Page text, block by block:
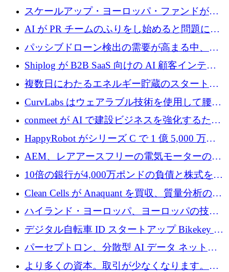
タートアップをシリーズAからBまで支援する
ために2億5,000万ドルのファンドIVを閉鎖
スケールアップ・ヨーロッパ・ファンドが初
の投資を行い、Iceeyeの10億ユーロのラウンド
を共同主導
AI が PR チームのふりをし始めると問題にな
ります
パッシブドローン検出の需要が高まる中、
Monava が資金調達ラウンドを終了
Shiplog が B2B SaaS 向けの AI 顧客インテリ
ジェンスを構築するために 100 万ドルを調達
複数日にわたるエネルギー貯蔵のスタートア
ップ、Ore Energy が新たな投資ラウンドで
4,300 万ドルを獲得
CurvLabs はウェアラブル技術を使用して腰痛
治療をどのように再考しているか
conmeet が AI で建設ビジネスを強化するため
に 600 万ユーロを調達
HappyRobot がシリーズ C で 1 億 5,000 万ド
ルを獲得し、企業運営向けにエージェント AI
AEM、レアアースフリーの電気モーターの革
新を加速するために1,600万ポンドを確保
10倍の銀行が4,000万ポンドの負債と株式を調
達
Clean Cells が Anaquant を買収、質量分析の専
門知識によるバイオ医薬品の品質管理を拡大
ハイランド・ヨーロッパ、ヨーロッパの技術
規模拡大を支援するために11億ユーロのファ
ンドVIを閉鎖
デジタル自転車 ID スタートアップ Bikekey が
TÖNNJES への投資を確保
パーセプトロン、分散型 AI データ ネットワ
ークの構築に 650 万ドルを調達
より多くの資本。取引が少なくなります。